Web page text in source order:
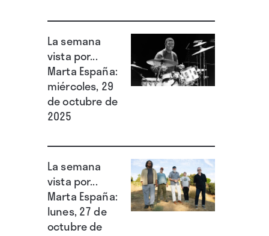
La semana
vista por...
Marta España:
miércoles, 29
de octubre de
2025
La semana
vista por...
Marta España:
lunes, 27 de
octubre de